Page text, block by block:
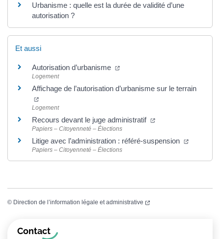
Urbanisme : quelle est la durée de validité d’une
autorisation ?
Et aussi
Autorisation d’urbanisme (ouverture dans un nouvel
Logement
Affichage de l’autorisation d’urbanisme sur le terrain
(ouverture dans un nouvel onglet)
Logement
Recours devant le juge administratif (ouverture dans un
Papiers – Citoyenneté – Élections
Litige avec l’administration : référé-suspension
Papiers – Citoyenneté – Élections
© Direction de l’information légale et administrative (ouverture dans un
Informations complémentaires
Contact